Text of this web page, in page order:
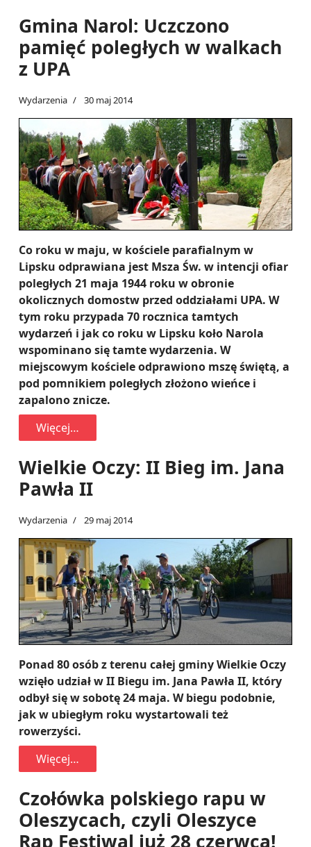
Gmina Narol: Uczczono
pamięć poległych w walkach
z UPA
Wydarzenia 30 maj 2014
Co roku w maju, w kościele parafialnym w
Lipsku odprawiana jest Msza Św. w intencji ofiar
poległych 21 maja 1944 roku w obronie
okolicznych domostw przed oddziałami UPA. W
tym roku przypada 70 rocznica tamtych
wydarzeń i jak co roku w Lipsku koło Narola
wspominano się tamte wydarzenia. W
miejscowym kościele odprawiono mszę świętą, a
pod pomnikiem poległych złożono wieńce i
zapalono znicze.
Więcej…
Wielkie Oczy: II Bieg im. Jana
Pawła II
Wydarzenia 29 maj 2014
Ponad 80 osób z terenu całej gminy Wielkie Oczy
wzięło udział w II Biegu im. Jana Pawła II, który
odbył się w sobotę 24 maja. W biegu podobnie,
jak w ubiegłym roku wystartowali też
rowerzyści.
Więcej…
Czołówka polskiego rapu w
Oleszycach, czyli Oleszyce
Rap Festiwal już 28 czerwca!